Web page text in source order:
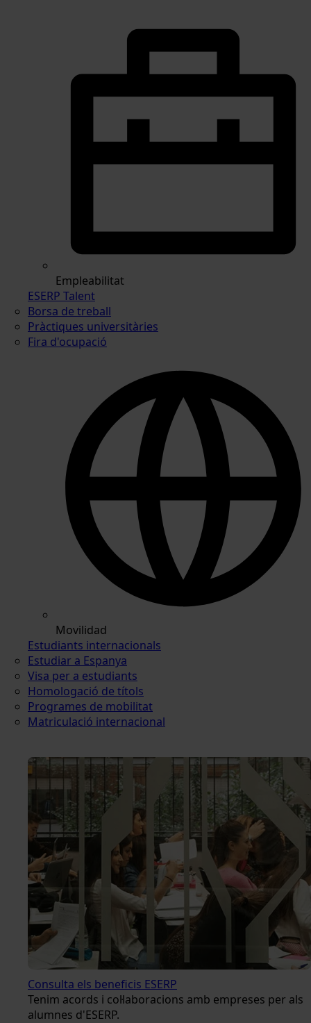
Empleabilitat
ESERP Talent
Borsa de treball
Pràctiques universitàries
Fira d'ocupació
Movilidad
Estudiants internacionals
Estudiar a Espanya
Visa per a estudiants
Homologació de títols
Programes de mobilitat
Matriculació internacional
Consulta els beneficis ESERP
Tenim acords i col·laboracions amb empreses per als
alumnes d'ESERP.